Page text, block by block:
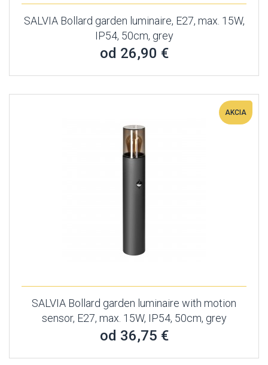
SALVIA Bollard garden luminaire, E27, max. 15W,
IP54, 50cm, grey
od 26,90 €
AKCIA
SALVIA Bollard garden luminaire with motion
sensor, E27, max. 15W, IP54, 50cm, grey
od 36,75 €